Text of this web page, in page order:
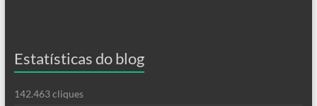
Estatísticas do blog
142.463 cliques